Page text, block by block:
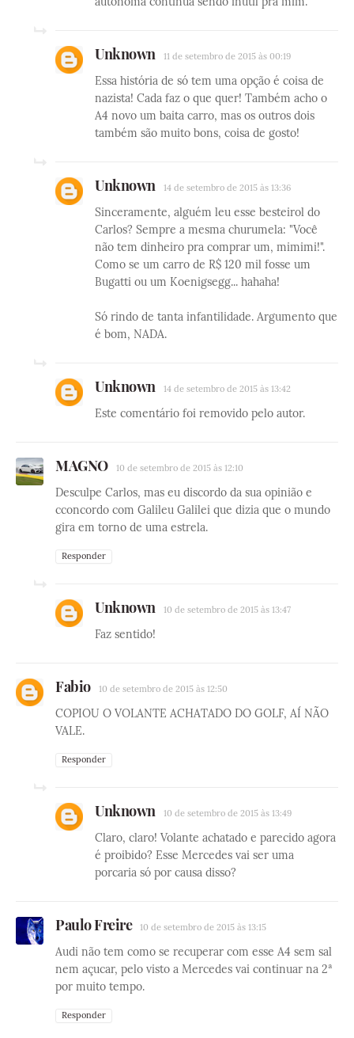
Unknown 11 de setembro de 2015 às 00:19
Essa história de só tem uma opção é coisa de
nazista! Cada faz o que quer! Também acho o
A4 novo um baita carro, mas os outros dois
também são muito bons, coisa de gosto!
Unknown 14 de setembro de 2015 às 13:36
Sinceramente, alguém leu esse besteirol do
Carlos? Sempre a mesma churumela: "Você
não tem dinheiro pra comprar um, mimimi!".
Como se um carro de R$ 120 mil fosse um
Bugatti ou um Koenigsegg... hahaha!
Só rindo de tanta infantilidade. Argumento que
é bom, NADA.
Unknown 14 de setembro de 2015 às 13:42
Este comentário foi removido pelo autor.
MAGNO 10 de setembro de 2015 às 12:10
Desculpe Carlos, mas eu discordo da sua opinião e
cconcordo com Galileu Galilei que dizia que o mundo
gira em torno de uma estrela.
Responder
Unknown 10 de setembro de 2015 às 13:47
Faz sentido!
Fabio 10 de setembro de 2015 às 12:50
COPIOU O VOLANTE ACHATADO DO GOLF, AÍ NÃO
VALE.
Responder
Unknown 10 de setembro de 2015 às 13:49
Claro, claro! Volante achatado e parecido agora
é proibido? Esse Mercedes vai ser uma
porcaria só por causa disso?
Paulo Freire 10 de setembro de 2015 às 13:15
Audi não tem como se recuperar com esse A4 sem sal
nem açucar, pelo visto a Mercedes vai continuar na 2ª
por muito tempo.
Responder